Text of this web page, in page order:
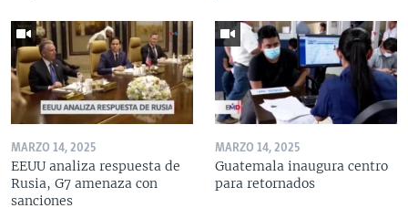
MARZO 14, 2025
EEUU analiza respuesta de
Rusia, G7 amenaza con
sanciones
MARZO 14, 2025
Guatemala inaugura centro
para retornados